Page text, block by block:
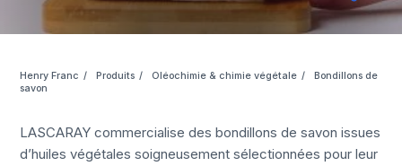
Henry Franc Produits Oléochimie & chimie végétale
Bondillons de
savon
LASCARAY commercialise des bondillons de savon issues
d’huiles végétales soigneusement sélectionnées pour leur